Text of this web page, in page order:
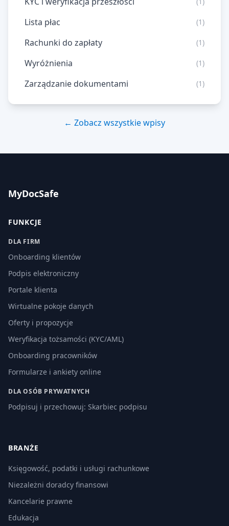
Lista płac (1)
Rachunki do zapłaty (1)
Wyróżnienia (1)
Zarządzanie dokumentami (1)
← Zobacz wszystkie wpisy
MyDocSafe
FUNKCJE
DLA FIRM
Onboarding klientów
Podpis elektroniczny
Portale klienta
Wirtualne pokoje danych
Oferty i propozycje
Weryfikacja tożsamości (KYC/AML)
Onboarding pracowników
Formularze i ankiety online
DLA OSÓB PRYWATNYCH
Podpisuj i przechowuj: Skarbiec podpisu
BRANŻE
Księgowość, podatki i usługi rachunkowe
Niezależni doradcy finansowi
Kancelarie prawne
Edukacja